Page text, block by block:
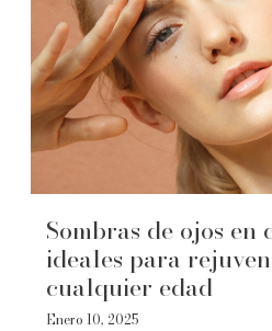
Sombras de ojos en
ideales para
cualquier edad
Enero 10, 2025